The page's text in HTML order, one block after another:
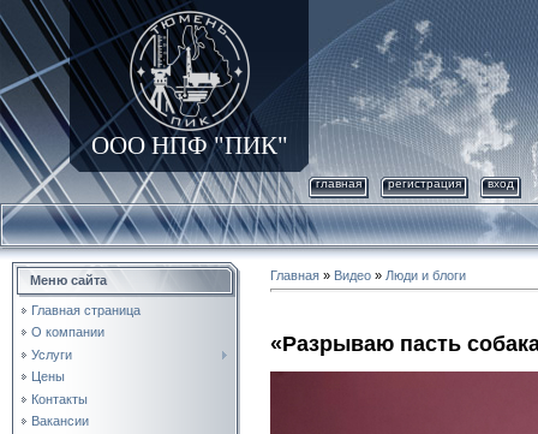
ООО НПФ "ПИК"
главная регистрация вход
Меню сайта
Главная страница
О компании
Услуги
Цены
Контакты
Вакансии
Главная » Видео » Люди и блоги
«Разрываю пасть